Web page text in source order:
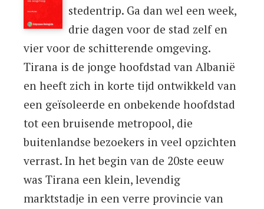
stedentrip. Ga dan wel een week,
drie dagen voor de stad zelf en
vier voor de schitterende omgeving.
Tirana is de jonge hoofdstad van Albanië
en heeft zich in korte tijd ontwikkeld van
een geïsoleerde en onbekende hoofdstad
tot een bruisende metropool, die
buitenlandse bezoekers in veel opzichten
verrast. In het begin van de 20ste eeuw
was Tirana een klein, levendig
marktstadje in een verre provincie van